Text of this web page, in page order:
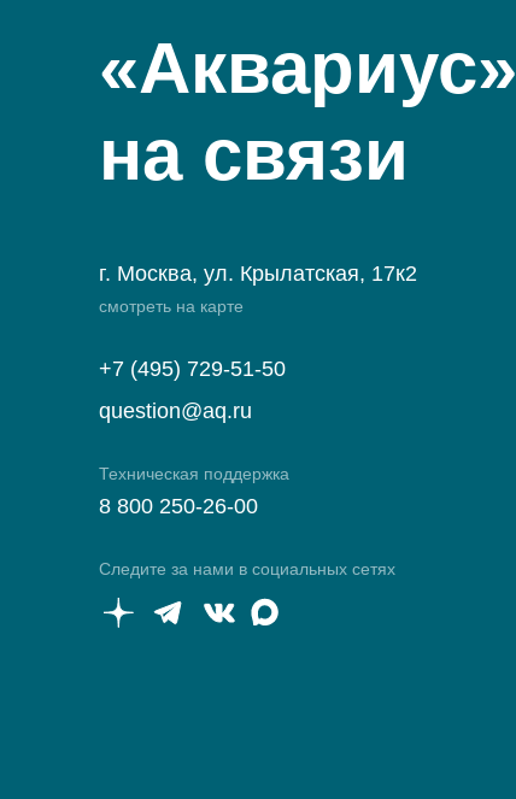
«Аквариус»
на связи
г. Москва, ул. Крылатская, 17к2
смотреть на карте
+7 (495) 729-51-50
question@aq.ru
Техническая поддержка
8 800 250-26-00
Следите за нами в социальных сетях